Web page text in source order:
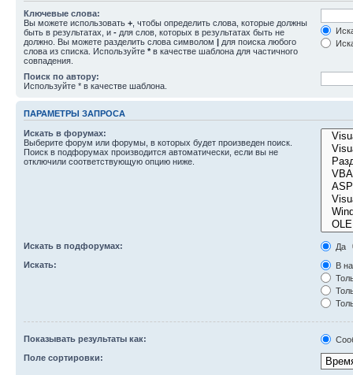
Ключевые слова:
Вы можете использовать + , чтобы определить слова, которые должны
быть в результатах, и - для слов, которых в результатах быть не
должно. Вы можете разделить слова символом | для поиска любого
слова из списка. Используйте * в качестве шаблона для частичного
совпадения.
Поиск по автору:
Используйте * в качестве шаблона.
ПАРАМЕТРЫ ЗАПРОСА
Искать в форумах:
Выберите форум или форумы, в которых будет произведен поиск.
Поиск в подфорумах производится автоматически, если вы не
отключили соответствующую опцию ниже.
Искать в подфорумах:
Да
Искать:
В
Показывать результаты как:
Поле сортировки: